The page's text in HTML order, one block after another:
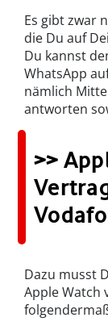
Es gibt zwar
die Du auf
Du kannst
WhatsApp
nämlich
antworten
>>
Dazu musst
Apple Watch